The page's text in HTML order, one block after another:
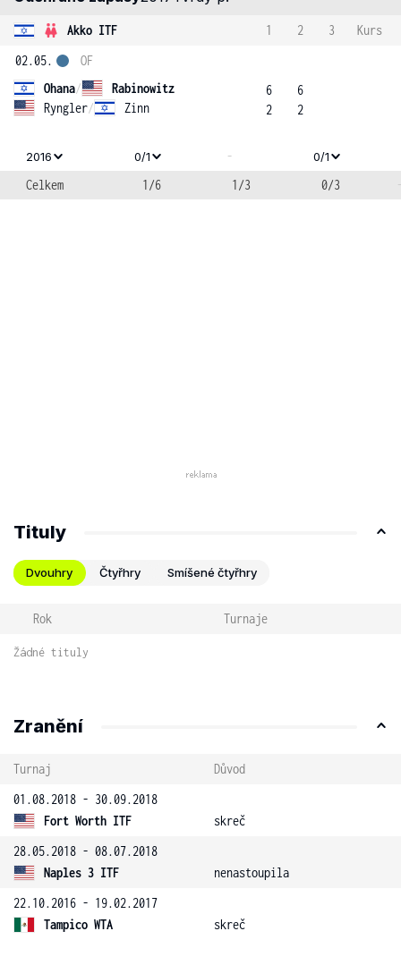
Akko ITF 1 2 3
Kurs
02.05.
Ohana/
Rabinowitz
Ryngler/ Zinn
OF
6
2
6
2
2016 0/1 - 0/1
Celkem 1/6 1/3 0/3
Tituly
Dvouhry Čtyřhry Smíšené čtyřhry
Rok Turnaje
Žádné tituly
Zranění
Turnaj
Důvod
01.08.2018 - 30.09.2018
Fort Worth ITF
skreč
28.05.2018 - 08.07.2018
Naples 3 ITF
nenastoupila
22.10.2016 - 19.02.2017
Tampico WTA
skreč